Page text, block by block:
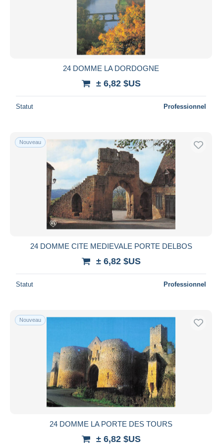
24 DOMME LA DORDOGNE
± 6,82 $US
Statut Professionnel
Nouveau
24 DOMME CITE MEDIEVALE PORTE DELBOS
± 6,82 $US
Statut Professionnel
Nouveau
24 DOMME LA PORTE DES TOURS
± 6,82 $US